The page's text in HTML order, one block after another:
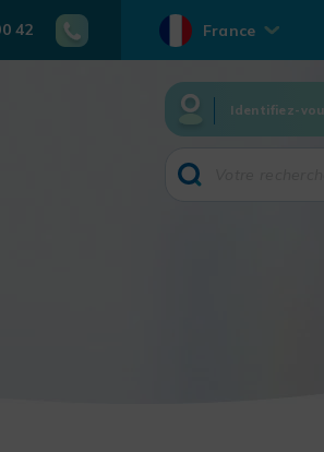
42 France
Identifiez-